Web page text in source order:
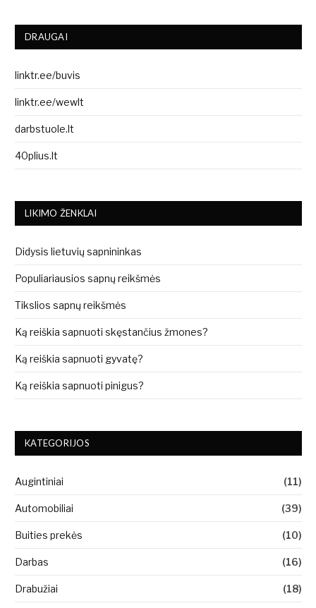
DRAUGAI
linktr.ee/buvis
linktr.ee/wewlt
darbstuole.lt
40plius.lt
LIKIMO ŽENKLAI
Didysis lietuvių sapnininkas
Populiariausios sapnų reikšmės
Tikslios sapnų reikšmės
Ką reiškia sapnuoti skęstančius žmones?
Ką reiškia sapnuoti gyvatę?
Ką reiškia sapnuoti pinigus?
KATEGORIJOS
Augintiniai (11)
Automobiliai (39)
Buities prekės (10)
Darbas (16)
Drabužiai (18)